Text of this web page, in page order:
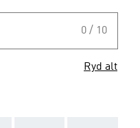
0 / 10
Ryd alt